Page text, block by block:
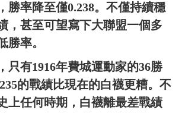
勝率降至僅0.238。不僅持續穩
，甚至可望寫下大聯盟一個多
勝率。
只有1916年費城運動家的36勝
的戰績比現在的白襪更糟。不
上任何時期，白襪離最差戰績